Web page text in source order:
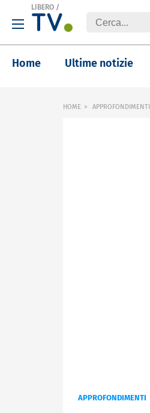
LIBERO /
Home Ultime notizie
HOME APPROFONDIMENTI
APPROFONDIMENTI